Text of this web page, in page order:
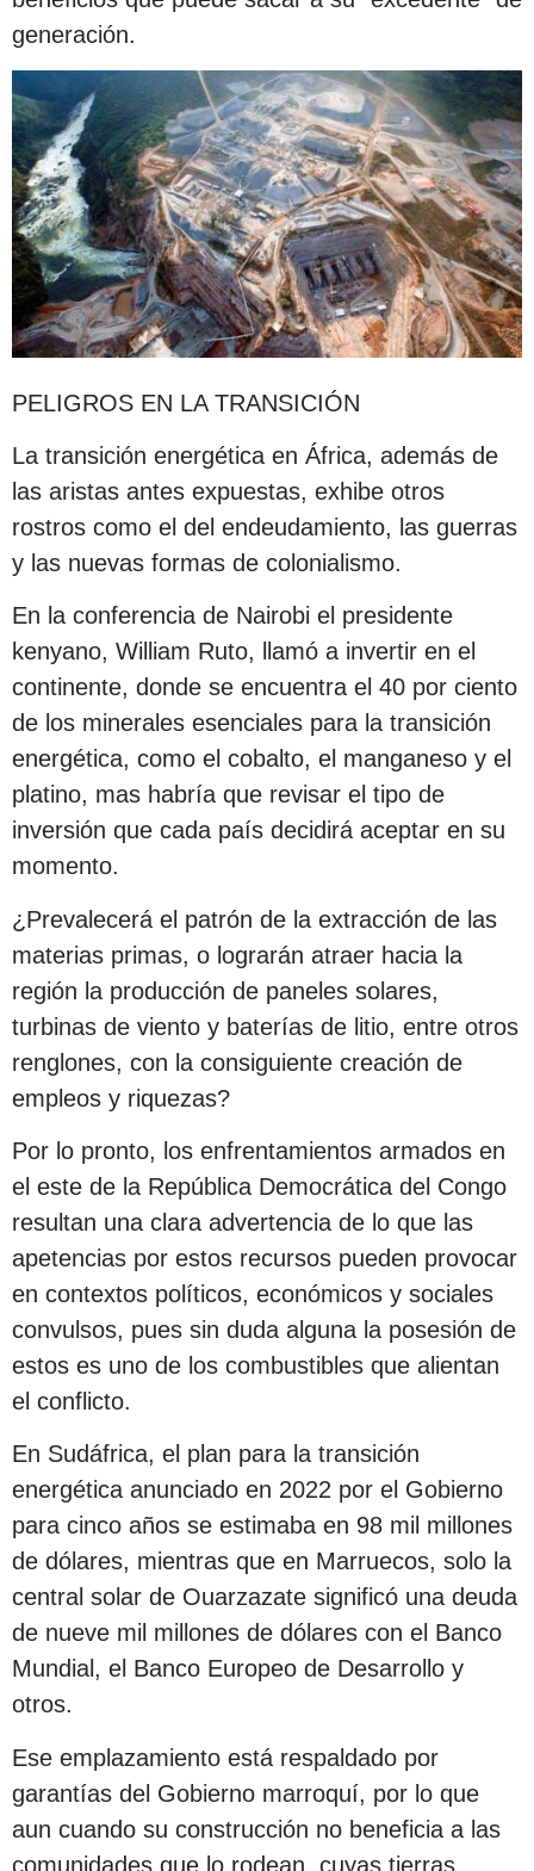
generación.
PELIGROS EN LA TRANSICIÓN
La transición energética en África, además de
las aristas antes expuestas, exhibe otros
rostros como el del endeudamiento, las guerras
y las nuevas formas de colonialismo.
En la conferencia de Nairobi el presidente
kenyano, William Ruto, llamó a invertir en el
continente, donde se encuentra el 40 por ciento
de los minerales esenciales para la transición
energética, como el cobalto, el manganeso y el
platino, mas habría que revisar el tipo de
inversión que cada país decidirá aceptar en su
momento.
¿Prevalecerá el patrón de la extracción de las
materias primas, o lograrán atraer hacia la
región la producción de paneles solares,
turbinas de viento y baterías de litio, entre otros
renglones, con la consiguiente creación de
empleos y riquezas?
Por lo pronto, los enfrentamientos armados en
el este de la República Democrática del Congo
resultan una clara advertencia de lo que las
apetencias por estos recursos pueden provocar
en contextos políticos, económicos y sociales
convulsos, pues sin duda alguna la posesión de
estos es uno de los combustibles que alientan
el conflicto.
En Sudáfrica, el plan para la transición
energética anunciado en 2022 por el Gobierno
para cinco años se estimaba en 98 mil millones
de dólares, mientras que en Marruecos, solo la
central solar de Ouarzazate significó una deuda
de nueve mil millones de dólares con el Banco
Mundial, el Banco Europeo de Desarrollo y
otros.
Ese emplazamiento está respaldado por
garantías del Gobierno marroquí, por lo que
aun cuando su construcción no beneficia a las
comunidades que lo rodean, cuyas tierras